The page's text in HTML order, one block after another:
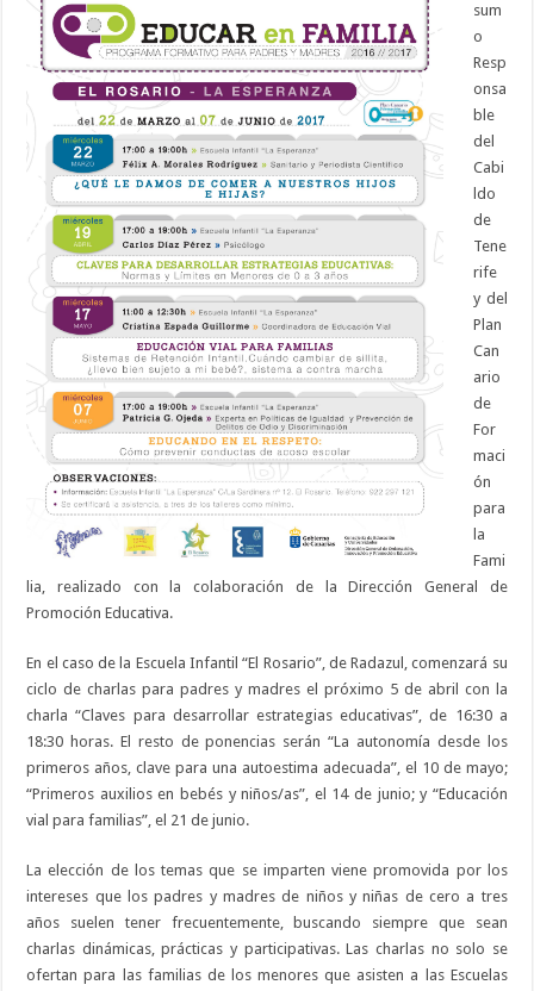
sum
o
Resp
onsa
ble
del
Cabi
ldo
de
Tene
rife
y del
Plan
Can
ario
de
For
maci
ón
para
la
Fami
lia, realizado con la colaboración de la Dirección General de
Promoción Educativa.
En el caso de la Escuela Infantil “El Rosario”, de Radazul, comenzará su
ciclo de charlas para padres y madres el próximo 5 de abril con la
charla “Claves para desarrollar estrategias educativas”, de 16:30 a
18:30 horas. El resto de ponencias serán “La autonomía desde los
primeros años, clave para una autoestima adecuada”, el 10 de mayo;
“Primeros auxilios en bebés y niños/as”, el 14 de junio; y “Educación
vial para familias”, el 21 de junio.
La elección de los temas que se imparten viene promovida por los
intereses que los padres y madres de niños y niñas de cero a tres
años suelen tener frecuentemente, buscando siempre que sean
charlas dinámicas, prácticas y participativas. Las charlas no solo se
ofertan para las familias de los menores que asisten a las Escuelas